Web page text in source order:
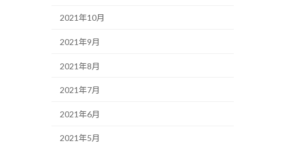
2021年10月
2021年9月
2021年8月
2021年7月
2021年6月
2021年5月